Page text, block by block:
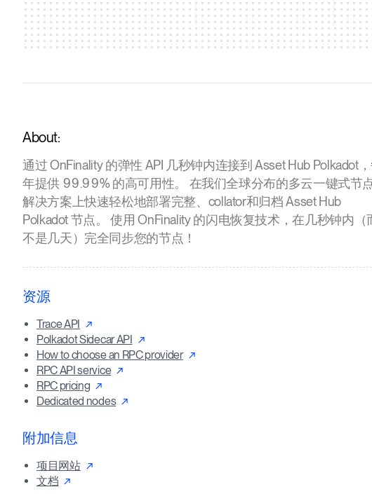
About:
通过 OnFinality 的弹性 API 几秒钟内连接到 Asset Hub Polkadot
年提供 99.99% 的高可用性。 在我们全球分布的多云一键式节
解决方案上快速轻松地部署完整、collator和归档 Asset Hub
Polkadot 节点。 使用 OnFinality 的闪电恢复技术，在几秒钟内（
不是几天）完全同步您的节点！
资源
Trace API
Polkadot Sidecar API
How to choose an RPC provider
RPC API service
RPC pricing
Dedicated nodes
附加信息
项目网站
文档